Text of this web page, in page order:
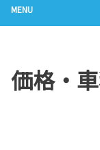
MENU
価格・